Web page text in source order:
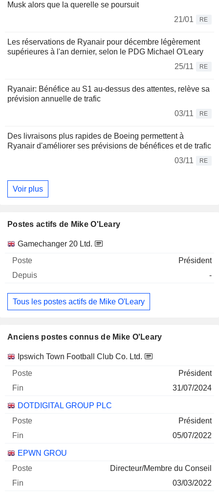
Musk alors que la querelle se poursuit
21/01
RE
Les réservations de Ryanair pour décembre légèrement
supérieures à l'an dernier, selon le PDG Michael O'Leary
25/11
RE
Ryanair: Bénéfice au S1 au-dessus des attentes, relève sa
prévision annuelle de trafic
03/11
RE
Des livraisons plus rapides de Boeing permettent à
Ryanair d'améliorer ses prévisions de bénéfices et de trafic
03/11
RE
Voir plus
Postes actifs de Mike O'Leary
Sociétés Poste Début
Gamechanger 20 Ltd.
Président
-
Tous les postes actifs de Mike O'Leary
Anciens postes connus de Mike O'Leary
Sociétés Poste Fin
Ipswich Town Football Club Co. Ltd.
Président
31/07/2024
DOTDIGITAL GROUP PLC
Président
05/07/2022
EPWN GROU
Directeur/Membre du Conseil
03/03/2022